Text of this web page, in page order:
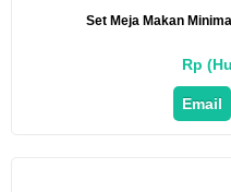
Set Meja Makan
Rp
Email